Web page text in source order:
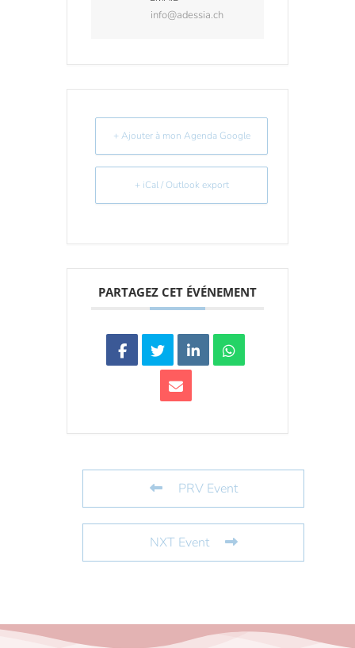
info@adessia.ch
+ Ajouter à mon Agenda Google
+ iCal / Outlook export
PARTAGEZ CET ÉVÉNEMENT
PRV Event
NXT Event